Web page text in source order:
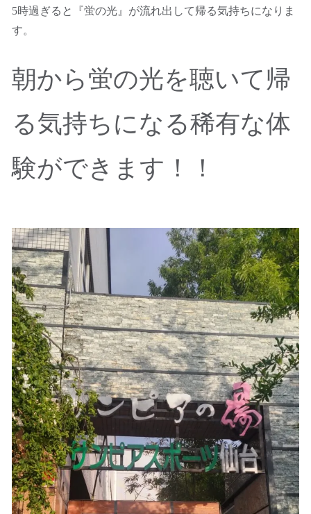
5時過ぎると『蛍の光』が流れ出して帰る気持ちになりま
す。
朝から蛍の光を聴いて帰
る気持ちになる稀有な体
験ができます！！